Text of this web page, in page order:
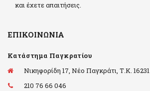
και έχετε απαιτήσεις.
ΕΠΙΚΟΙΝΩΝΊΑ
Κατάστημα Παγκρατίου
Νικηφορίδη 17, Νέο Παγκράτι, Τ.Κ. 16231
210 76 66 046